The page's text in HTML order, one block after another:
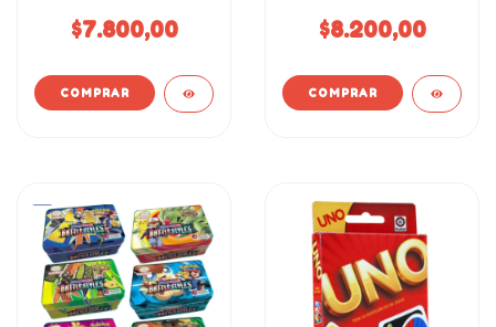
$7.800,00 $8.200,00